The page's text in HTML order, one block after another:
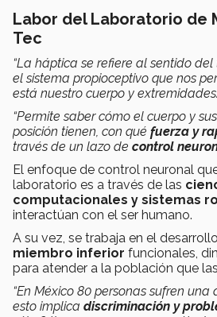
Labor del Laboratorio de
Tec
“La háptica se refiere al sentido
el sistema propioceptivo que nos
está nuestro cuerpo y extremidades.
“Permite saber cómo el cuerpo y
posición tienen, con qué fuerza y
través de un lazo de control
El enfoque de control neuronal
laboratorio es a través de las
computacionales y sistemas
interactúan con el ser humano.
A su vez, se trabaja en el
miembro inferior funcionales,
para atender a la población que
“En México 80 personas sufren
esto implica discriminación y